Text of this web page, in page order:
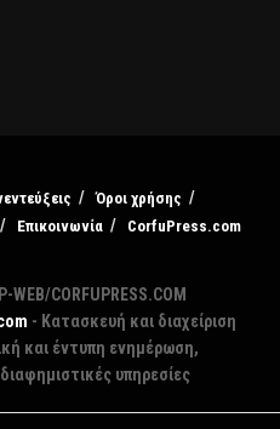
Όροι χρήσης
Επικοινωνία CorfuPress.com
CORFUPRESS.COM
- Κατασκευή και διαχείριση
και έντυπη ενημέρωση,
υπηρεσίες